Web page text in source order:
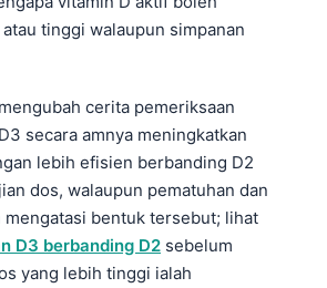
tinggi walaupun simpanan
cerita pemeriksaan
secara amnya meningkatkan
lebih efisien berbanding D2
dos, walaupun pematuhan dan
mengatasi bentuk tersebut; lihat
D3 berbanding D2 sebelum
yang lebih tinggi ialah